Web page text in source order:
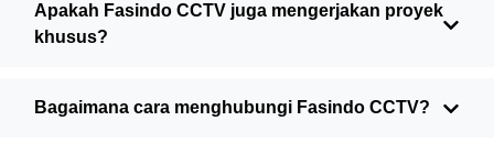
Apakah Fasindo CCTV juga mengerjakan proyek
khusus?
Bagaimana cara menghubungi Fasindo CCTV?